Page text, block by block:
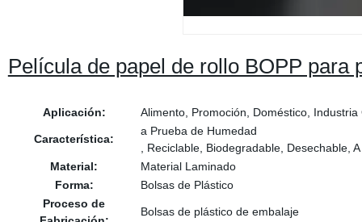
Película de papel de rollo BOPP
Aplicación: Alimento, Promoción, Doméstico,
Característica:
a Prueba de Humedad
, Reciclable, Biodegradable, Desechable,
Material:
Material Laminado
Forma:
Bolsas de Plástico
Proceso de
Bolsas de plástico de embalaje